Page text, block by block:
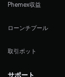
Phemex収益
ローンチプール
取引ボット
サポート